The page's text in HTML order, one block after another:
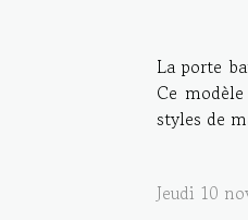
La porte
Ce
styles de
Jeudi 10